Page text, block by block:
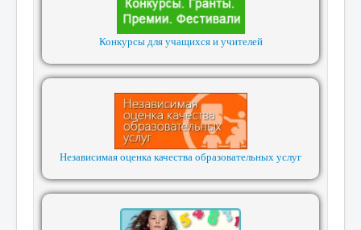
Конкурсы для учащихся и учителей
Независимая оценка качества образовательных услуг